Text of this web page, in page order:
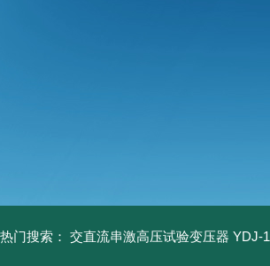
热门搜索： 交直流串激高压试验变压器 YDJ-